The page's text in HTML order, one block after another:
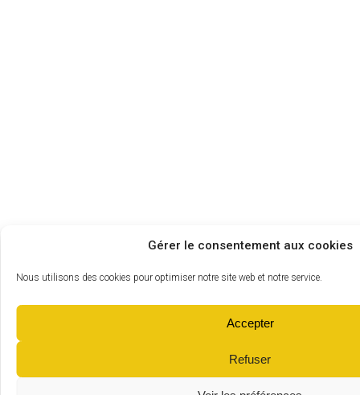
Gérer le consentement aux cookies
Nous utilisons des cookies pour optimiser notre site web et notre service.
Accepter
Refuser